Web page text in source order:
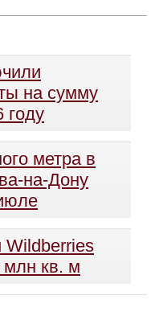
на сумму
году
метра в
на-Дону
млн кв. м